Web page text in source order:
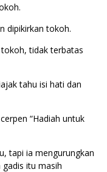
dipikirkan tokoh.
tidak terbatas
tahu isi hati dan
“Hadiah untuk
tapi ia mengurungkan
itu masih